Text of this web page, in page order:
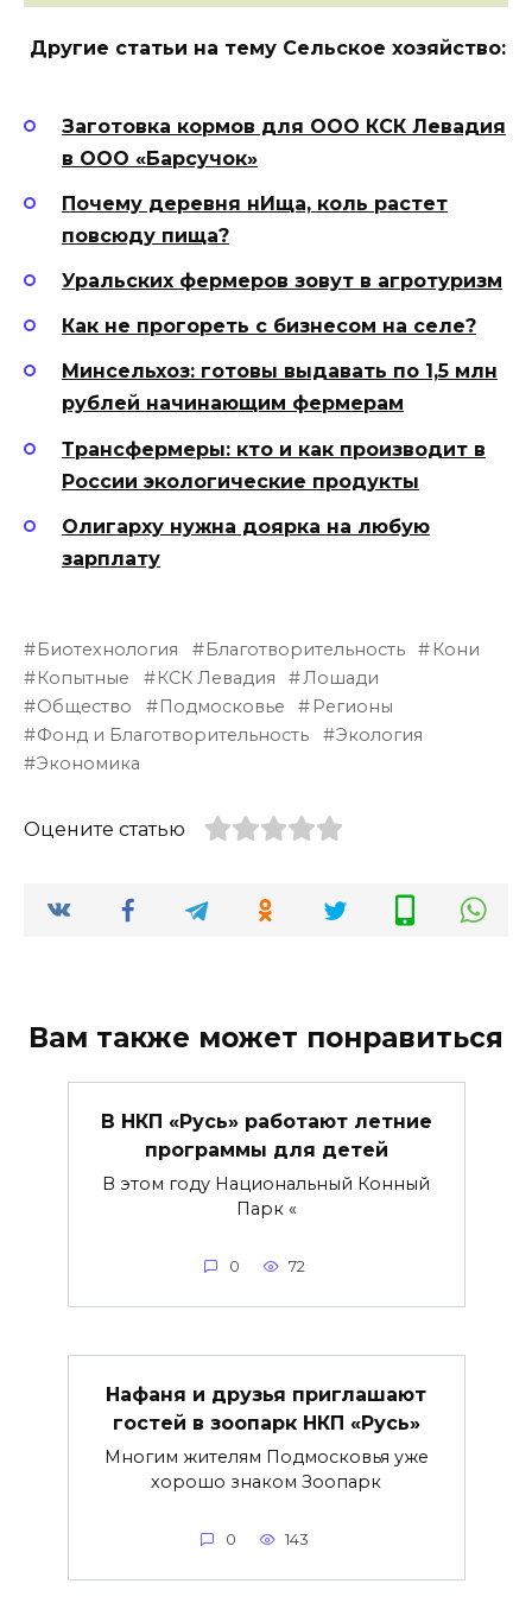
Другие статьи на тему Сельское хозяйство:
Заготовка кормов для ООО КСК Левадия
в ООО «Барсучок»
Почему деревня нИща, коль растет
повсюду пища?
Уральских фермеров зовут в агротуризм
Как не прогореть с бизнесом на селе?
Минсельхоз: готовы выдавать по 1,5 млн
рублей начинающим фермерам
Трансфермеры: кто и как производит в
России экологические продукты
Олигарху нужна доярка на любую
зарплату
Биотехнология Благотворительность
Кони
Копытные
КСК Левадия
Лошади
Общество
Подмосковье
Регионы
Фонд и Благотворительность
Экология
Экономика
Оцените статью
Вам также может понравиться
В НКП «Русь» работают летние
программы для детей
В этом году Национальный Конный
Парк «
0 72
Нафаня и друзья приглашают
гостей в зоопарк НКП «Русь»
Многим жителям Подмосковья уже
хорошо знаком Зоопарк
0 143